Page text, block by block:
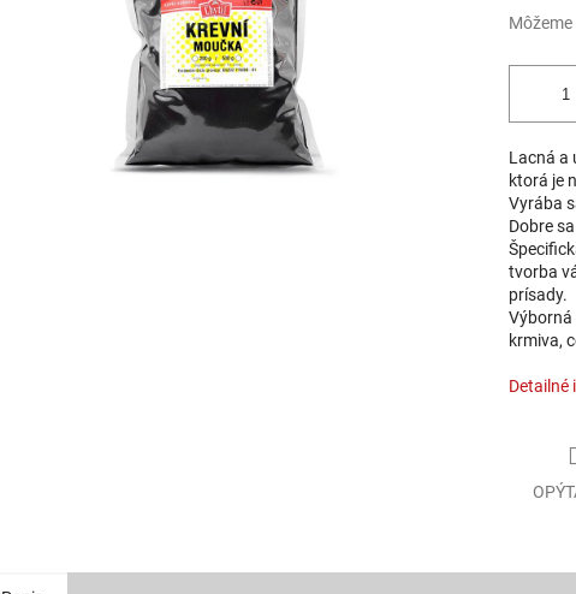
Lacná a
ktorá je
Vyrába
Dobre
tvorba
prísady.
Výborná
krmiva,
Detailné